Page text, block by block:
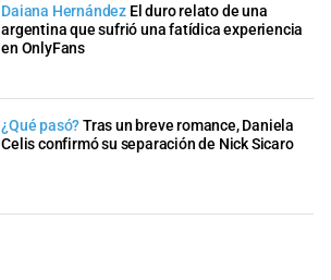
Daiana Hernández El duro relato de una
argentina que sufrió una fatídica experiencia
en OnlyFans
¿Qué pasó?Tras un breve romance, Daniela
Celis confirmó su separación de Nick Sicaro